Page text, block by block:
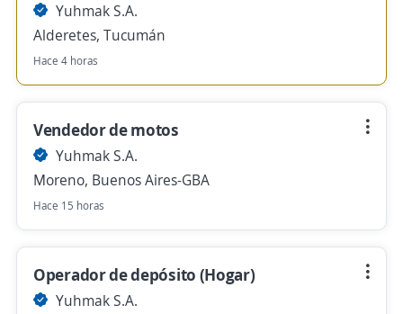
Yuhmak S.A.
Alderetes, Tucumán
Hace 4 horas
Vendedor de motos
Yuhmak S.A.
Moreno, Buenos Aires-GBA
Hace 15 horas
Operador de depósito (Hogar)
Yuhmak S.A.